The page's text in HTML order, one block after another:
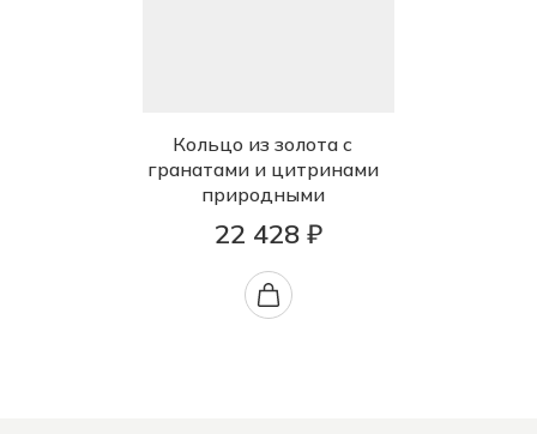
Кольцо из золота с
гранатами и цитринами
природными
22 428 ₽